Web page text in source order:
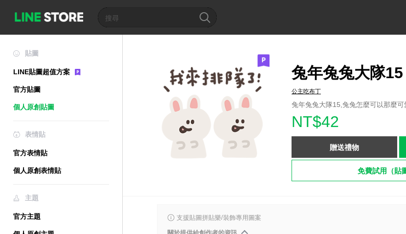
貼圖
LINE貼圖超值方案
官方貼圖
個人原創貼圖
表情貼
官方表情貼
個人原創表情貼
主題
官方主題
兔年兔兔大隊15
公主吃布丁
兔年兔兔大隊15,兔兔怎麼可以那麼可
NT$42
贈送禮物
免費試用（貼
支援貼圖拼貼樂/裝飾專用圖案